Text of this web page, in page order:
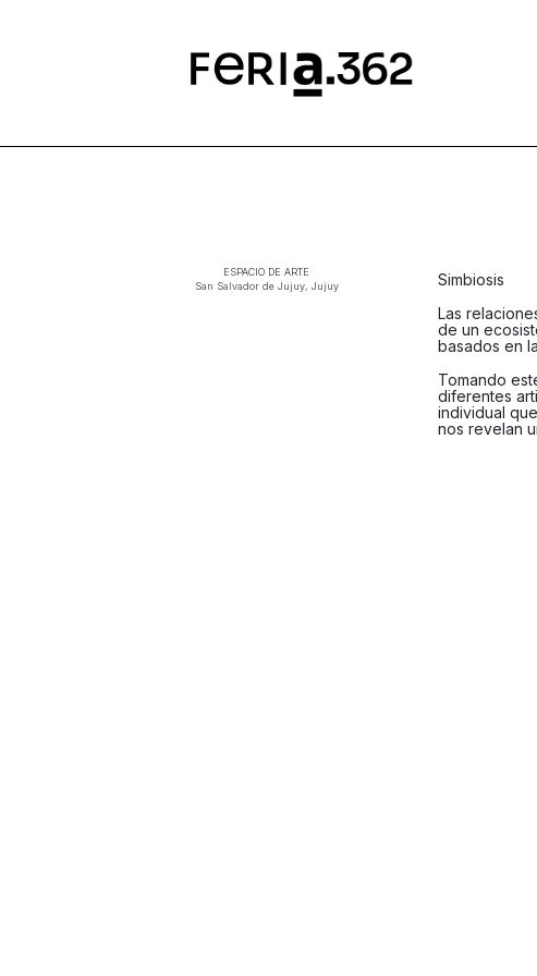
ESPACIO DE ARTE
San Salvador de Jujuy, Jujuy
Simbiosis
Las
de un
basados en
Tomando
diferentes
individual
nos revelan